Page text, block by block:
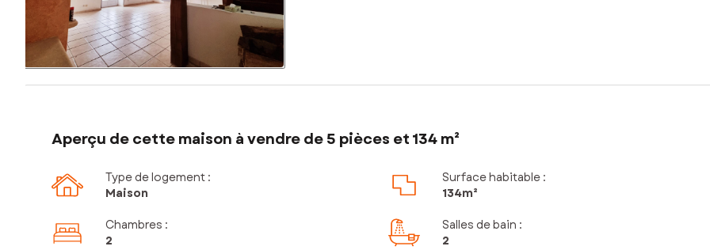
Aperçu de cette maison à vendre de 5 pièces et 134 m²
Type de logement :
Maison
Surface habitable :
134m²
Chambres :
2
Salles de bain :
2